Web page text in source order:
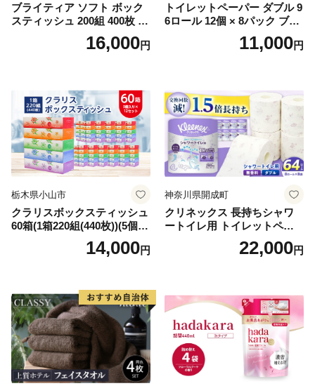
ブライティア ソフト ボック
スティッシュ 200組 400枚 60
箱 日本製 まとめ買い ティッ
シュ リサイクル 長持 防災 常
倶知安町 日用品
16,000円
トイレットペーパー ダブル 9
6ロール 12個 × 8パック ブラ
ンカ 再生紙 100％ 芯あり 日
用品 消耗品 無香料 生活用品
11,000円
栃木県小山市
クラリスボックスティッシュ
60箱(1箱220組(440枚))(5個入
り×12セット)【1256759】
14,000円
神奈川県開成町
クリネックス 長持ちシャワ
ートイレ用 トイレットペー
パー（ダブル）64ロール(8ロ
ール×8パック) 開成町 トイレ
蓄 防災 エコ 消耗品 生活雑貨
生活用品 無香料 トイレット
ペーパー ダブル といれっと
ぺーぱー トイレ クレシア ト
イレットペーパー [BDBH002
-1]
22,000円